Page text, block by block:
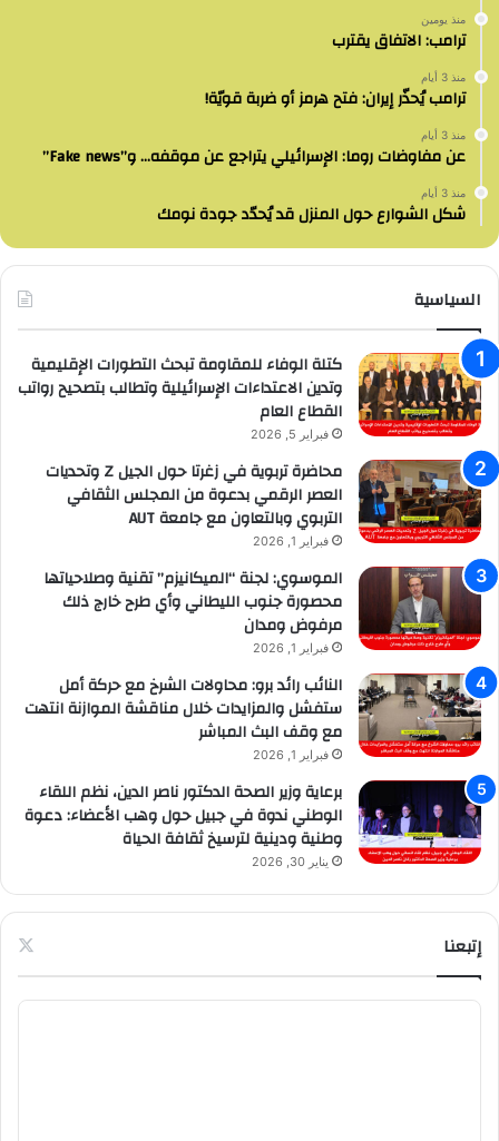
منذ يومين
ترامب: الاتفاق يقترب
منذ 3 أيام
ترامب يُحذّر إيران: فتح هرمز أو ضربة قويّة!
منذ 3 أيام
عن مفاوضات روما: الإسرائيلي يتراجع عن موقفه… و”Fake news”
منذ 3 أيام
شكل الشوارع حول المنزل قد يُحدّد جودة نومك
السياسية
كتلة الوفاء للمقاومة تبحث التطورات الإقليمية
وتدين الاعتداءات الإسرائيلية وتطالب بتصحيح رواتب
القطاع العام
فبراير 5, 2026
محاضرة تربوية في زغرتا حول الجيل Z وتحديات
العصر الرقمي بدعوة من المجلس الثقافي
التربوي وبالتعاون مع جامعة AUT
فبراير 1, 2026
الموسوي: لجنة “الميكانيزم” تقنية وصلاحياتها
محصورة جنوب الليطاني وأي طرح خارج ذلك
مرفوض ومدان
فبراير 1, 2026
النائب رائد برو: محاولات الشرخ مع حركة أمل
ستفشل والمزايدات خلال مناقشة الموازنة انتهت
مع وقف البث المباشر
فبراير 1, 2026
برعاية وزير الصحة الدكتور ناصر الدين، نظم اللقاء
الوطني ندوة في جبيل حول وهب الأعضاء: دعوة
وطنية ودينية لترسيخ ثقافة الحياة
يناير 30, 2026
إتبعنا